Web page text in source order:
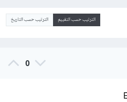
الترتيب حسب التقييم الترتيب حسب التاريخ
0